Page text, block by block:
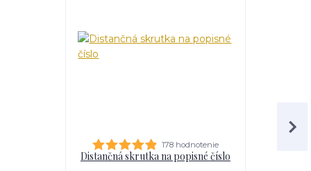
178 hodnotenie
Distančná skrutka na popisné číslo